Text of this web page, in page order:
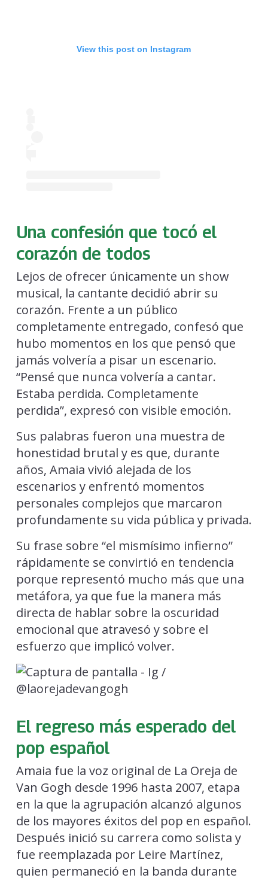
View this post on Instagram
Una confesión que tocó el
corazón de todos
Lejos de ofrecer únicamente un show
musical, la cantante decidió abrir su
corazón. Frente a un público
completamente entregado, confesó que
hubo momentos en los que pensó que
jamás volvería a pisar un escenario.
“Pensé que nunca volvería a cantar.
Estaba perdida. Completamente
perdida”, expresó con visible emoción.
Sus palabras fueron una muestra de
honestidad brutal y es que, durante
años, Amaia vivió alejada de los
escenarios y enfrentó momentos
personales complejos que marcaron
profundamente su vida pública y privada.
Su frase sobre “el mismísimo infierno”
rápidamente se convirtió en tendencia
porque representó mucho más que una
metáfora, ya que fue la manera más
directa de hablar sobre la oscuridad
emocional que atravesó y sobre el
esfuerzo que implicó volver.
El regreso más esperado del
pop español
Amaia fue la voz original de La Oreja de
Van Gogh desde 1996 hasta 2007, etapa
en la que la agrupación alcanzó algunos
de los mayores éxitos del pop en español.
Después inició su carrera como solista y
fue reemplazada por Leire Martínez,
quien permaneció en la banda durante